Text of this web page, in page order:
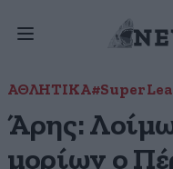
ΑΘΛΗΤΙΚΑ#Super
Άρης:
μορίων ο